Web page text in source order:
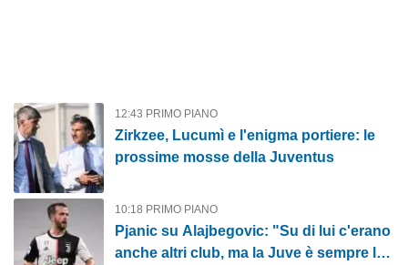
12:43 PRIMO PIANO
Zirkzee, Lucumì e l'enigma portiere: le
prossime mosse della Juventus
10:18 PRIMO PIANO
Pjanic su Alajbegovic: "Su di lui c'erano
anche altri club, ma la Juve è sempre la